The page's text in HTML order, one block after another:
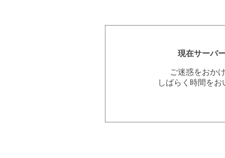
現在サーバ
ご迷惑をおか
しばらく時間を